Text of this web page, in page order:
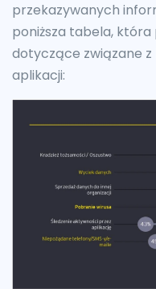
przekazywanych
poniższa tabela,
dotyczące związane z
aplikacji: